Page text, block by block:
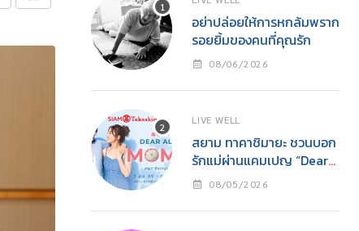
อย่าปล่อยให้การหกล้มพราก
รอยยิ้มของคนที่คุณรัก
08/06/2026
LIVE WELL
สยาม ทาคาชิมายะ ชวนบอก
รักแม่ผ่านแคมเปญ “Dear
All Moms”ช็อปคุ้ม รับของ
อบอุ่นวันแม่
08/05/2026